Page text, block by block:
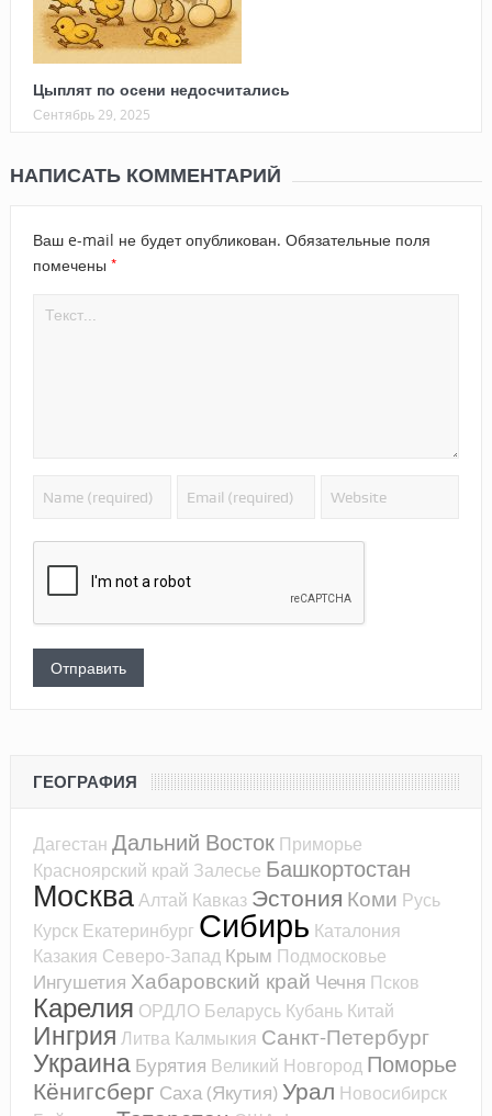
Цыплят по осени недосчитались
Сентябрь 29, 2025
НАПИСАТЬ КОММЕНТАРИЙ
Ваш e-mail не будет опубликован. Обязательные поля
помечены *
ГЕОГРАФИЯ
Дагестан Дальний Восток Приморье
Красноярский край Залесье Башкортостан
МоскваАлтай Кавказ Эстония Коми Русь
Курск Екатеринбург Сибирь Каталония
Казакия Северо-Запад Крым Подмосковье
Ингушетия Хабаровский край Чечня Псков
Карелия ОРДЛО Беларусь Кубань Китай
Ингрия Литва Калмыкия Санкт-Петербург
Украина Бурятия Великий Новгород Поморье
Кёнигсберг Саха (Якутия) Урал Новосибирск